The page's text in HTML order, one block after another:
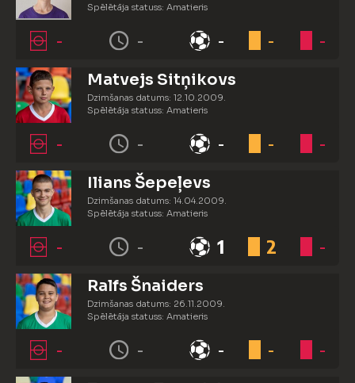
Spēlētāja statuss: Amatieris
- - - - -
Matvejs Sitņikovs
Dzimšanas datums: 12.10.2009.
Spēlētāja statuss: Amatieris
- - - - -
Ilians Šepeļevs
Dzimšanas datums: 14.04.2009.
Spēlētāja statuss: Amatieris
- - 1 2 -
Ralfs Šnaiders
Dzimšanas datums: 26.11.2009.
Spēlētāja statuss: Amatieris
- - - - -